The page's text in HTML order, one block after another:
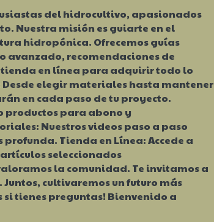
del hidrocultivo, apasionados
Nuestra misión es guiarte en el
hidropónica. Ofrecemos guías
avanzado, recomendaciones de
en línea para adquirir todo lo
Desde elegir materiales hasta mantener
en cada paso de tu proyecto.
productos para abono y
Nuestros videos paso a paso
Tienda en Línea: Accede a
seleccionados
la comunidad. Te invitamos a
cultivaremos un futuro más
tienes preguntas! Bienvenido a